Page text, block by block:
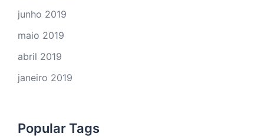
junho 2019
maio 2019
abril 2019
janeiro 2019
Popular Tags